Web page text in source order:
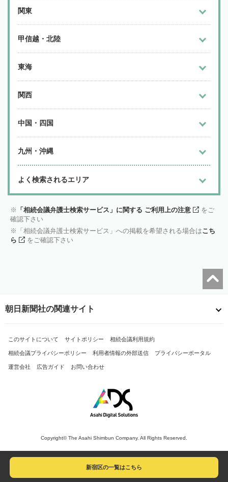
関東
甲信越・北陸
東海
関西
中国・四国
九州・沖縄
よく検索されるエリア
「相続会議弁護士検索サービス」に関する ご利用上の注意
をご
確認下さい
「相続会議弁護士検索サービス」への掲載を希望される場合はこち
ら
をご確認下さい
新宿区の一覧はこちら
朝日新聞社の関連サイト
このサイトについて サイトポリシー 相続会議利用規約
相続会議プライバシーポリシー 利用者情報の外部送信 プライバシーポータル
運営会社 広告ガイド お問い合わせ
Copyright© The Asahi Shimbun Company. All Rights Reserved.